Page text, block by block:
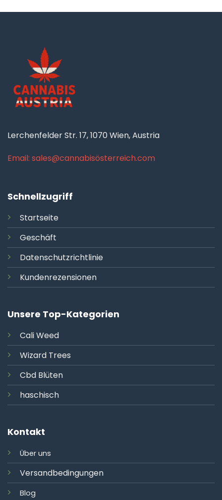
Lerchenfelder Str. 17, 1070 Wien, Austria
Email: sales@cannabisösterreich.com
Schnellzugriff
Startseite
Geschäft
Datenschutzrichtlinie
Kundenrezensionen
Unsere Top-Kategorien
CaliWeed
Wizard Trees
Cbd Blüten
haschisch
Kontakt
Über uns
Versandbedingungen
Blog